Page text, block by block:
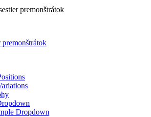
premonštrátok
Dropdown